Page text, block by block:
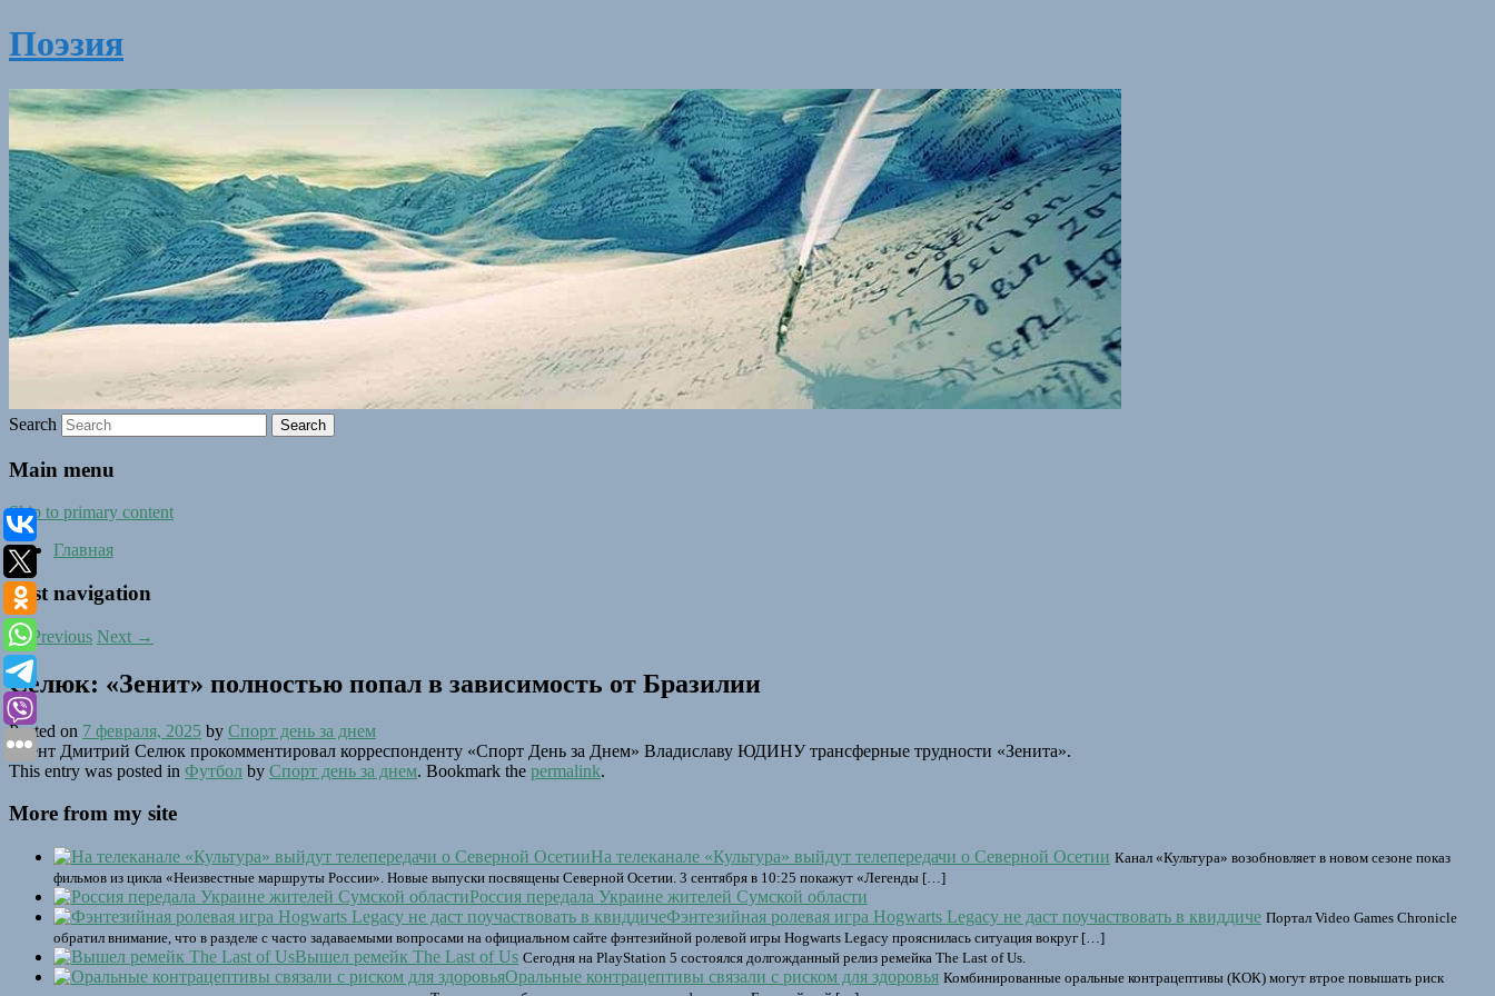
Поэзия
Search
Main menu
Skip to primary content
Главная
Post navigation
←Previous Next →
Селюк: «Зенит» полностью попал в зависимость от Бразилии
Posted on 7 февраля, 2025 by Спорт день за днем
Агент Дмитрий Селюк прокомментировал корреспонденту «Спорт День за Днем» Владиславу ЮДИНУ трансферные трудности «Зенита».
This entry was posted in Футбол by Спорт день за днем. Bookmark the permalink.
More from my site
На телеканале «Культура» выйдут телепередачи о Северной Осетии Канал «Культура» возобновляет в новом сезоне показ
фильмов из цикла «Неизвестные маршруты России». Новые выпуски посвящены Северной Осетии. 3 сентября в 10:25 покажут «Легенды […]
Россия передала Украине жителей Сумской области
Фэнтезийная ролевая игра Hogwarts Legacy не даст поучаствовать в квиддиче Портал Video Games Chronicle
обратил внимание, что в разделе с часто задаваемыми вопросами на официальном сайте фэнтезийной ролевой игры Hogwarts Legacy прояснилась ситуация вокруг […]
Вышел ремейк The Last of Us Сегодня на PlayStation 5 состоялся долгожданный релиз ремейка The Last of Us.
Оральные контрацептивы связали с риском для здоровья Комбинированные оральные контрацептивы (КОК) могут втрое повышать риск